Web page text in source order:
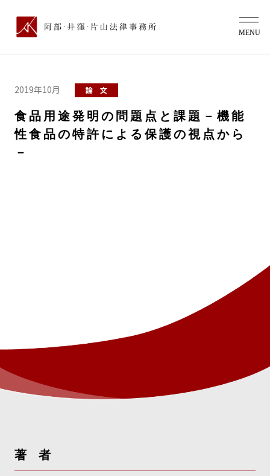
2019年10月 論 文
食品用途発明の問題点と課題－機能
性食品の特許による保護の視点から
－
著 者